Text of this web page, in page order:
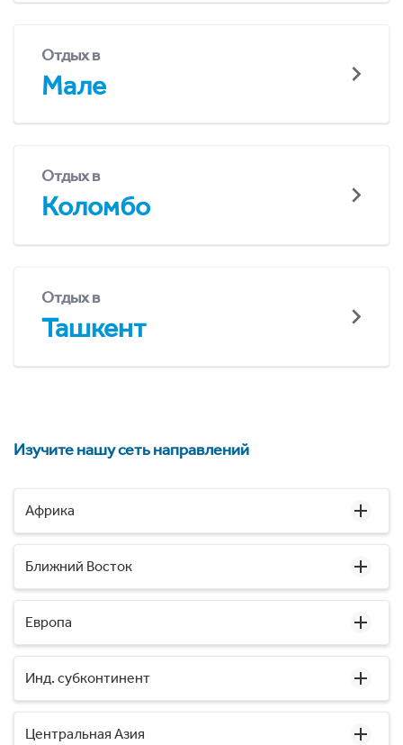
Отдых в
Мале
Отдых в
Коломбо
Отдых в
Ташкент
Изучите нашу сеть направлений
Африка
Ближний Восток
Европа
Инд. субконтинент
Центральная Азия